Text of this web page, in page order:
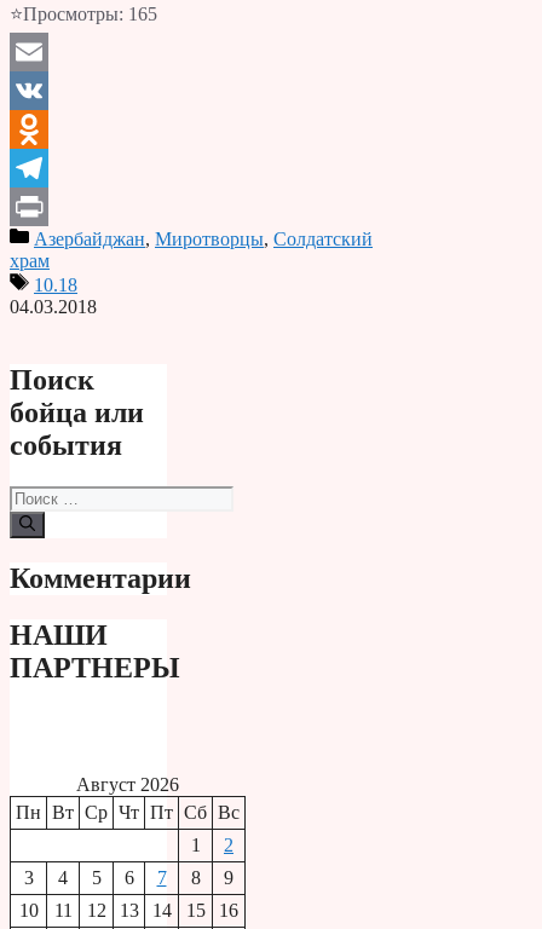
⭐Просмотры: 165
Email
VK
Odnoklassniki
Telegram
PrintАзербайджан, Миротворцы, Солдатский
храм
10.18
04.03.2018
Поиск
бойца или
события
Поиск:
Комментарии
НАШИ
ПАРТНЕРЫ
Август 2026
Пн Вт Ср Чт Пт Сб Вс
1
2
3
4 5 6 7 8
9
10
11 12 13 14 15 16